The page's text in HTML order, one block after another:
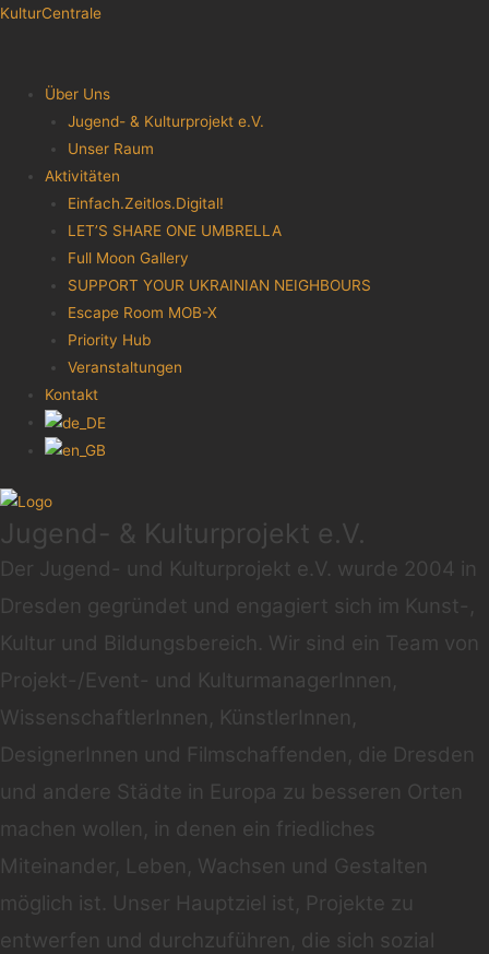
KulturCentrale
Menu
Über Uns
Jugend- & Kulturprojekt e.V.
Unser Raum
Aktivitäten
Einfach.Zeitlos.Digital!
LET’S SHARE ONE UMBRELLA
Full Moon Gallery
SUPPORT YOUR UKRAINIAN NEIGHBOURS
Escape Room MOB-X
Priority Hub
Veranstaltungen
Kontakt
Jugend- & Kulturprojekt e.V.
Der Jugend- und Kulturprojekt e.V. wurde 2004 in
Dresden gegründet und engagiert sich im Kunst-,
Kultur und Bildungsbereich. Wir sind ein Team von
Projekt-/Event- und KulturmanagerInnen,
WissenschaftlerInnen, KünstlerInnen,
DesignerInnen und Filmschaffenden, die Dresden
und andere Städte in Europa zu besseren Orten
machen wollen, in denen ein friedliches
Miteinander, Leben, Wachsen und Gestalten
möglich ist. Unser Hauptziel ist, Projekte zu
entwerfen und durchzuführen, die sich sozial